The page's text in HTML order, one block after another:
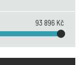
93 896 Kč